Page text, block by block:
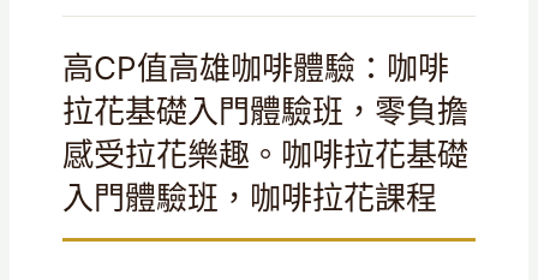
高CP值高雄咖啡體驗：咖啡
拉花基礎入門體驗班，零負擔
感受拉花樂趣。咖啡拉花基礎
入門體驗班，咖啡拉花課程